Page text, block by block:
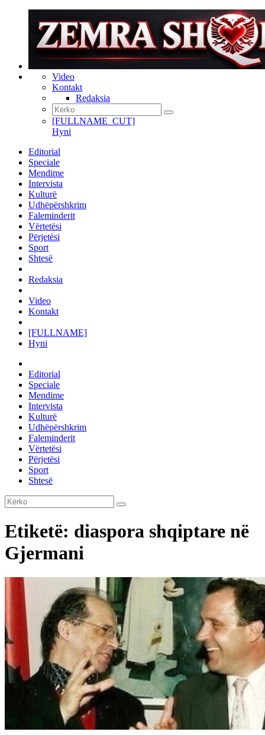
Video
Kontakt
Redaksia
[FULLNAME_CUT]
Hyni
Editorial
Speciale
Mendime
Intervista
Kulturë
Udhëpërshkrim
Faleminderit
Vërtetësi
Përjetësi
Sport
Shtesë
Redaksia
Video
Kontakt
[FULLNAME]
Hyni
Editorial
Speciale
Mendime
Intervista
Kulturë
Udhëpërshkrim
Faleminderit
Vërtetësi
Përjetësi
Sport
Shtesë
Etiketë: diaspora shqiptare në
Gjermani